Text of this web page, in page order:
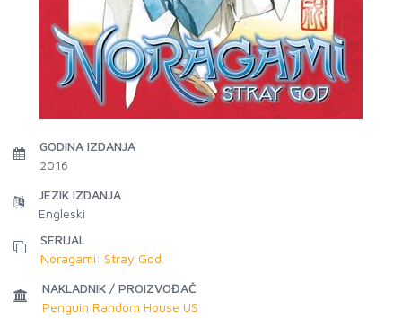
GODINA IZDANJA
2016
JEZIK IZDANJA
Engleski
SERIJAL
Noragami: Stray God
NAKLADNIK / PROIZVOĐAČ
Penguin Random House US